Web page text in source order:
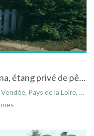
Gîte avec Piscine couverte, sauna, étang privé de pêche en Vendée
Pays de la Loire, France